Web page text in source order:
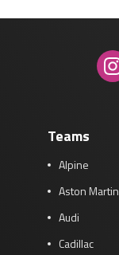
Teams
Alpine
Aston Martin
Audi
Cadillac